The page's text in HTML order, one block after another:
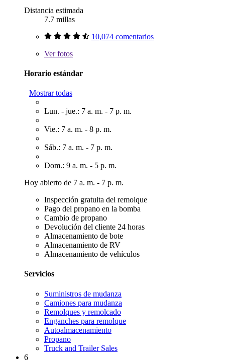
Distancia estimada
7.7 millas
10,074 comentarios
Verfotos
Horario estándar
Mostrar todas
Lun. - jue.: 7 a. m. - 7 p. m.
Vie.: 7 a. m. - 8 p. m.
Sáb.: 7 a. m. - 7 p. m.
Dom.: 9 a. m. - 5 p. m.
Hoy abierto de 7 a. m. - 7 p. m.
Inspección gratuita del remolque
Pago del propano en la bomba
Cambio de propano
Devolución del cliente 24 horas
Almacenamiento de bote
Almacenamiento de RV
Almacenamiento de vehículos
Servicios
Suministros de mudanza
Camiones para mudanza
Remolques y remolcado
Enganches para remolque
Autoalmacenamiento
Propano
Truck and Trailer Sales
6